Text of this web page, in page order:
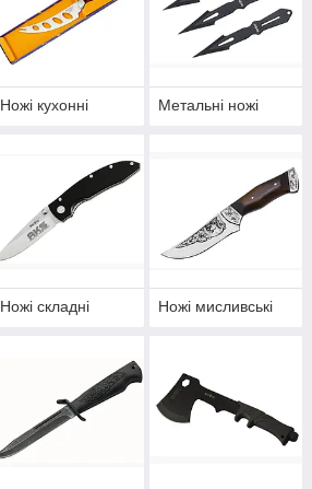
Ножі кухонні Метальні ножі
Ножі складні Ножі мисливські